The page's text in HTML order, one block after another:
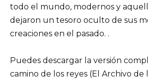
todo el mundo, modernos y
dejaron un tesoro oculto de sus
creaciones en el pasado. .
Puedes descargar la versión
camino de los reyes (El Archivo de